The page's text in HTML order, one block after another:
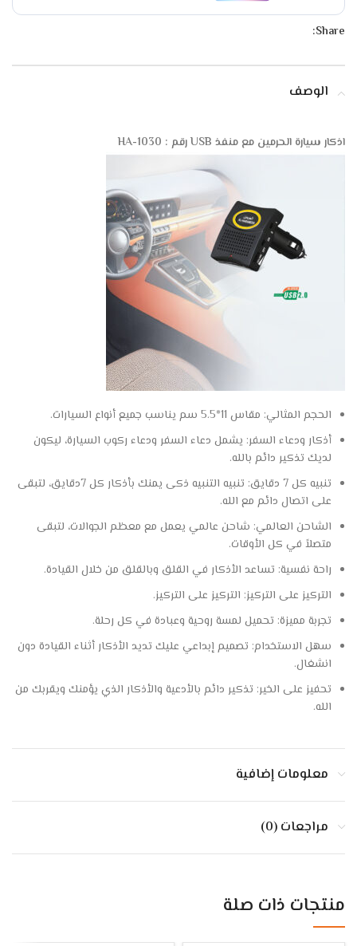
Share:
الوصف
اذكار سيارة الحرمين مع منفذ USB رقم : HA-1030
الحجم المثالي: مقاس 11*5.5 سم يناسب جميع أنواع السيارات.
أذكار ودعاء السفر: يشمل دعاء السفر ودعاء ركوب السيارة، ليكون
لديك تذكير دائم بالله.
تنبيه كل 7 دقايق: تنبيه التنبيه ذكى يمنك بأذكار كل 7دقايق، لتبقى
على اتصال دائم مع الله.
الشاحن العالمي: شاحن عالمي يعمل مع معظم الجوالات، لتبقى
متصلاً في كل الأوقات.
راحة نفسية: تساعد الأذكار في القلق وبالقلق من خلال القيادة.
التركيز على التركيز: التركيز على التركيز.
تجربة مميزة: تحميل لمسة روحية وعبادة في كل رحلة.
سهل الاستخدام: تصميم إبداعي عليك تديد الأذكار أثناء القيادة دون
انشغال.
تحفيز على الخير: تذكير دائم بالأدعية والأذكار الذي يؤمنك ويقربك من
الله.
معلومات إضافية
مراجعات (0)
منتجات ذات صلة